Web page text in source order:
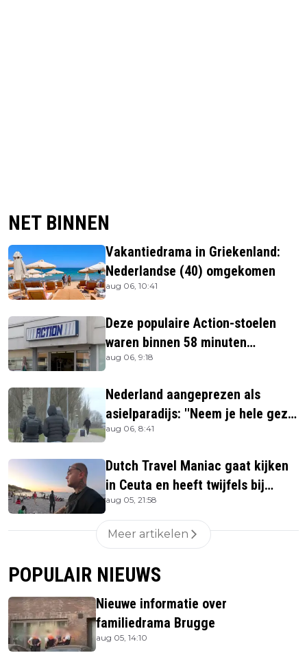
NET BINNEN
Vakantiedrama in Griekenland:
Nederlandse (40) omgekomen
aug 06, 10:41
Deze populaire Action-stoelen
waren binnen 58 minuten
uitverkocht zijn vandaag weer te
aug 06, 9:18
Nederland aangeprezen als
asielparadijs: ''Neem je hele gezin
mee''
aug 06, 8:41
Dutch Travel Maniac gaat kijken
in Ceuta en heeft twijfels bij
berichtgeving media
aug 05, 21:58
Meer artikelen
POPULAIR NIEUWS
Nieuwe informatie over
familiedrama Brugge
aug 05, 14:10